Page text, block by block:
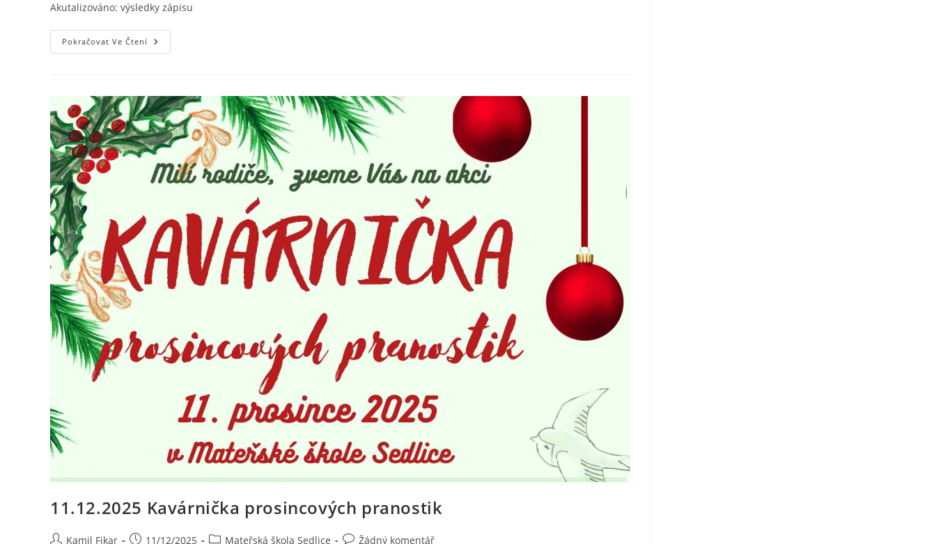
Akutalizováno: výsledky zápisu
Pokračovat Ve Čtení
11.12.2025 Kavárnička prosincových pranostik
Kamil Fikar 11/12/2025 Mateřská škola Sedlice Žádný komentář